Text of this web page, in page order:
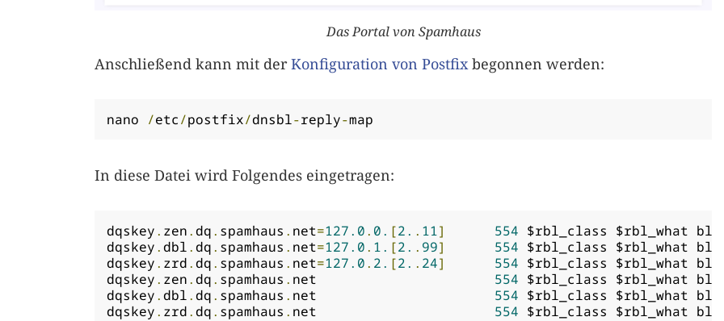
Das Portal von Spamhaus
Anschließend kann mit derKonfiguration von Postfixbegonnen werden:
nano /etc/postfix/dnsbl-reply-map
In diese Datei wird Folgendes eingetragen:
dqskey. zen.dq. spamhaus . net=127.0. 0. [2. . 11] 554 $rbl_class $rbl_what
dqskey.dbl.dq. spamhaus . net=127.0. 1. [2. . 99] 554 $rbl_class $rbl_what
dqskey. zrd.dq. spamhaus . net=127.0. 2. [2. . 24] 554 $rbl_class $rbl_what
dqskey. zen.dq. spamhaus . 554 $rbl_class $rbl_what
dqskey.dbl.dq. spamhaus . 554 $rbl_class $rbl_what
dqskey. zrd.dq. spamhaus . 554 $rbl_class $rbl_what